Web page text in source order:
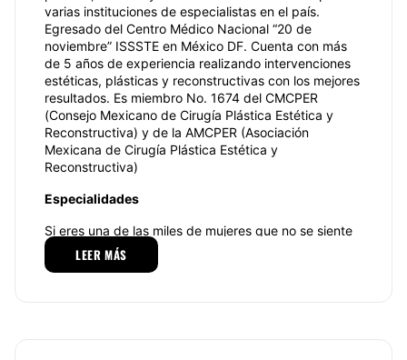
varias instituciones de especialistas en el país.
Egresado del Centro Médico Nacional “20 de
noviembre” ISSSTE en México DF. Cuenta con más
de 5 años de experiencia realizando intervenciones
estéticas, plásticas y reconstructivas con los mejores
resultados. Es miembro No. 1674 del CMCPER
(Consejo Mexicano de Cirugía Plástica Estética y
Reconstructiva) y de la AMCPER (Asociación
Mexicana de Cirugía Plástica Estética y
Reconstructiva)
Especialidades
Si eres una de las miles de mujeres que no se siente
cómoda con blusa sin manga o haces mucho
ejercicio sin lograr que la grasa acumulada en los
LEER MÁS